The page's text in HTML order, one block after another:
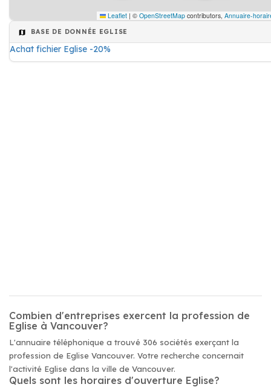
Leaflet | © OpenStreetMap contributors, Annuaire-
BASE DE DONNÉE EGLISE
Achat fichier Eglise -20%
Combien d'entreprises exercent la profession de
Eglise à Vancouver?
L'annuaire téléphonique a trouvé 306 sociétés exerçant la
profession de Eglise Vancouver. Votre recherche concernait
l'activité Eglise dans la ville de Vancouver.
Quels sont les horaires d'ouverture Eglise?